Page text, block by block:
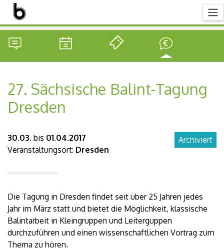
27. Sächsische Balint-Tagung
Dresden
Archiviert
30.03. bis 01.04.2017
Veranstaltungsort: Dresden
Die Tagung in Dresden findet seit über 25 Jahren jedes
Jahr im März statt und bietet die Möglichkeit, klassische
Balintarbeit in Kleingruppen und Leiterguppen
durchzuführen und einen wissenschaftlichen Vortrag zum
Thema zu hören.